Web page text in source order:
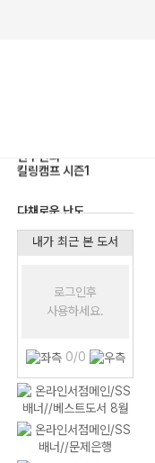
다채로운 난도
내가 최근 본 도서
로그인후
사용하세요.
0/0